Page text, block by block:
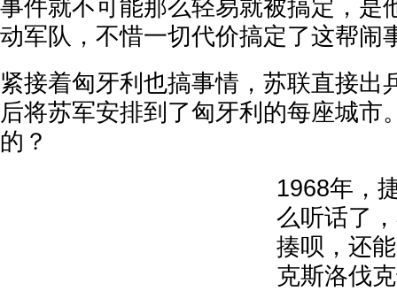
事件就不可能那么轻易就被搞定，是
动军队，不惜一切代价搞定了这帮闹
紧接着匈牙利也搞事情，苏联直接出
后将苏军安排到了匈牙利的每座城市
的？
1968年，
么听话了
揍呗，还
克斯洛伐